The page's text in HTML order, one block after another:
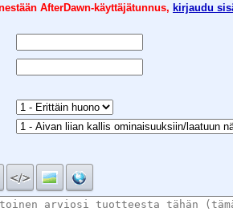
AfterDawn-käyttäjätunnus, kirjaudu